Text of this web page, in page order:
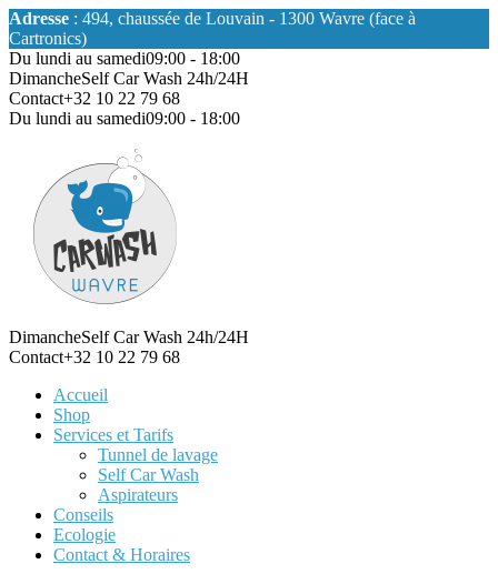
Adresse : 494, chaussée de Louvain - 1300 Wavre (face à
Cartronics)
Du lundi au samedi09:00 - 18:00
DimancheSelf Car Wash 24h/24H
Contact+32 10 22 79 68
Du lundi au samedi09:00 - 18:00
DimancheSelf Car Wash 24h/24H
Contact+32 10 22 79 68
Accueil
Shop
Services et Tarifs
Tunnel de lavage
Self Car Wash
Aspirateurs
Conseils
Ecologie
Contact & Horaires